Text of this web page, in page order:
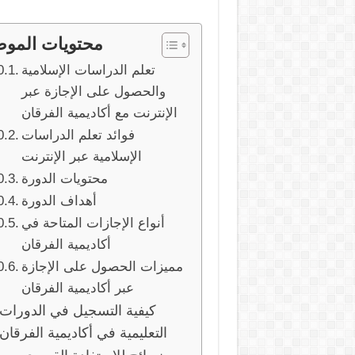
محتويات
تعلم الدراسات الإسلامية
والحصول على الإجازة عبر
الإنترنت مع أكاديمية الفرقان
فوائد تعلم الدراسات
الإسلامية عبر الإنترنت
محتويات الدورة
أهداف الدورة
أنواع الإجازات المتاحة في
أكاديمية الفرقان
مميزات الحصول على الإجازة
عبر أكاديمية الفرقان
كيفية التسجيل في الدورات
التعليمية في أكاديمية الفرقان